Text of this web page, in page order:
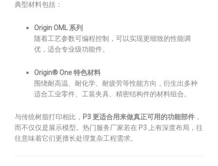
典型材料包括：
Origin OML 系列
随着工艺参数可编程控制，可以实现更细致的性能调
优，适合专业级功能件。
Origin® One 特色材料
围绕耐高温、耐化学、耐疲劳等性能方向，衍生出多种
适合工业零件、工装夹具、精密结构件的材料组合。
与传统树脂打印相比， P3 更适合用来做真正可用的功能部件 ，
而不仅仅是展示模型。热门服务厂家若在 P3 上有深度布局，往
往意味着它们更擅长处理复杂工程需求。